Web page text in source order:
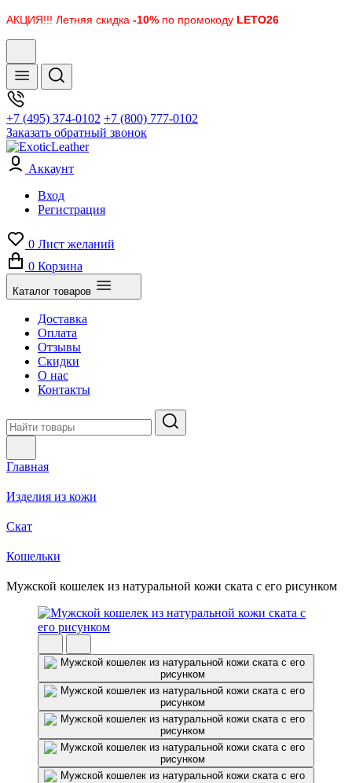
АКЦИЯ!!! Летняя скидка -10% по промокоду LETO26
+7 (495) 374-0102 +7 (800) 777-0102
Заказать обратный звонок
Аккаунт
Вход
Регистрация
0 Лист желаний
0 Корзина
Каталог товаров
Доставка
Оплата
Отзывы
Скидки
О нас
Контакты
Главная
Изделия из кожи
Скат
Кошельки
Мужской кошелек из натуральной кожи ската с его рисунком